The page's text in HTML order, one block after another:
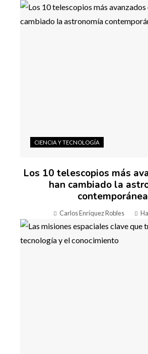
CIENCIA Y TECNOLOGÍA
Los 10 telescopios más
han cambiado la
contemporánea
Carlos Enríquez Robles